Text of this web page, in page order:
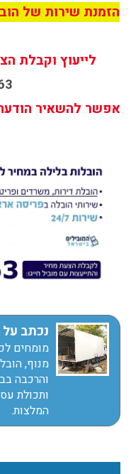
הזמנת שירות של
לייעוץ וקבלת
אפשר להשאיר הודעה -
נכתב על
מומחים
מנוף,
והרכבה
ותכולת
המלצות.